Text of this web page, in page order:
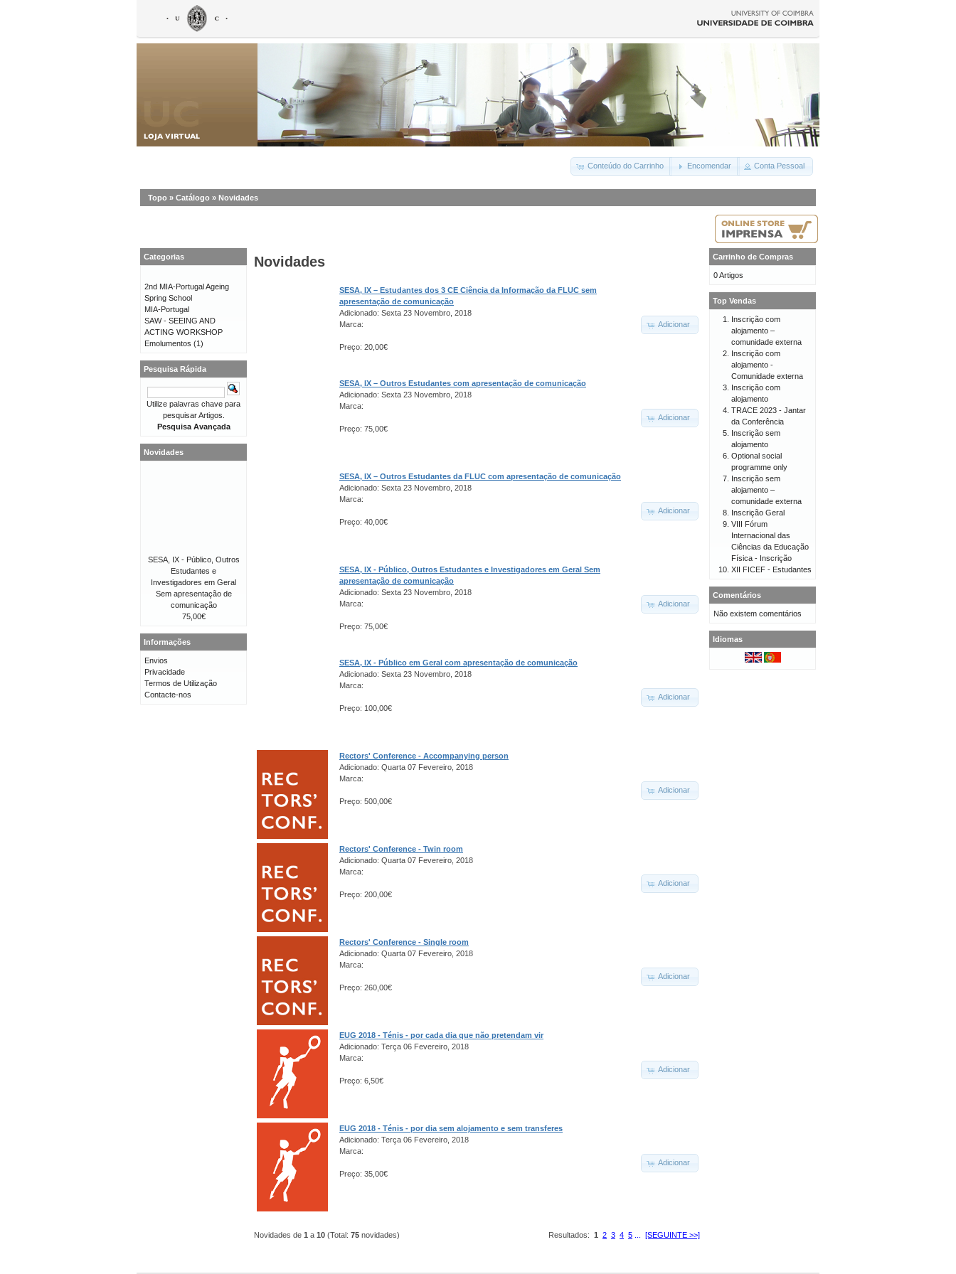
Conteúdo do Carrinho Encomendar Conta Pessoal
Topo » Catálogo » Novidades
Novidades
SESA, IX – Estudantes dos 3 CE Ciência da Informação da FLUC sem
apresentação de comunicação
Adicionado: Sexta 23 Novembro, 2018
Marca:
Preço: 20,00€
Adicionar
SESA, IX – Outros Estudantes com apresentação de comunicação
Adicionado: Sexta 23 Novembro, 2018
Marca:
Preço: 75,00€
Adicionar
SESA, IX – Outros Estudantes da FLUC com apresentação de comunicação
Adicionado: Sexta 23 Novembro, 2018
Marca:
Preço: 40,00€
Adicionar
SESA, IX - Público, Outros Estudantes e Investigadores em Geral Sem
apresentação de comunicação
Adicionado: Sexta 23 Novembro, 2018
Marca:
Preço: 75,00€
Adicionar
SESA, IX - Público em Geral com apresentação de comunicação
Adicionado: Sexta 23 Novembro, 2018
Marca:
Preço: 100,00€
Adicionar
Rectors' Conference - Accompanying person
Adicionado: Quarta 07 Fevereiro, 2018
Marca:
Preço: 500,00€
Adicionar
Rectors' Conference - Twin room
Adicionado: Quarta 07 Fevereiro, 2018
Marca:
Preço: 200,00€
Adicionar
Rectors' Conference - Single room
Adicionado: Quarta 07 Fevereiro, 2018
Marca:
Preço: 260,00€
Adicionar
EUG 2018 - Ténis - por cada dia que não pretendam vir
Adicionado: Terça 06 Fevereiro, 2018
Marca:
Preço: 6,50€
Adicionar
EUG 2018 - Ténis - por dia sem alojamento e sem transferes
Adicionado: Terça 06 Fevereiro, 2018
Marca:
Preço: 35,00€
Adicionar
Resultados: 1 2 3 4 5 [SEGUINTE >>]
Novidades de 1 a 10 (Total: 75 novidades)
Categorias
2nd MIA-Portugal Ageing
Spring School
MIA-Portugal
SAW - SEEING AND
ACTING WORKSHOP
Emolumentos (1)
Pesquisa Rápida
Utilize palavras chave para
pesquisar Artigos.
Pesquisa Avançada
Novidades
SESA, IX - Público, Outros
Estudantes e
Investigadores em Geral
Sem apresentação de
comunicação
75,00€
Informações
Envios
Privacidade
Termos de Utilização
Contacte-nos
Carrinho de Compras
0 Artigos
Top Vendas
Inscrição com
alojamento –
comunidade externa
Inscrição com
alojamento -
Comunidade externa
Inscrição com
alojamento
TRACE 2023 - Jantar
da Conferência
Inscrição sem
alojamento
Optional social
programme only
Inscrição sem
alojamento –
comunidade externa
Inscrição Geral
VIII Fórum
Internacional das
Ciências da Educação
Física - Inscrição
XII FICEF - Estudantes
Comentários
Não existem comentários
Idiomas